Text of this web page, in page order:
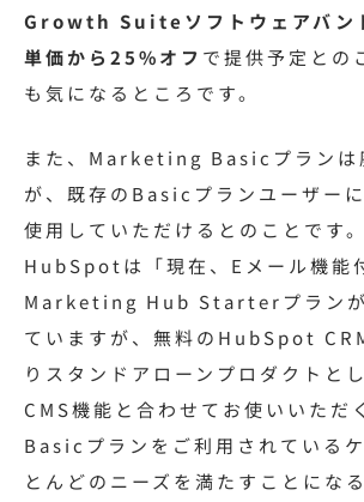
Growth Suiteソフトウェアバン
単価から25%オフ で提供予定との
も気になるところです。
また、Marketing Basicプランは
が、既存のBasicプランユーザー
使用していただけるとのことです。
HubSpotは「現在、Eメール機能
Marketing Hub Starterプランが
ていますが、無料のHubSpot
りスタンドアローンプロダクトと
CMS機能と合わせてお使いいただ
Basicプランをご利用されている
とんどのニーズを満たすことにな